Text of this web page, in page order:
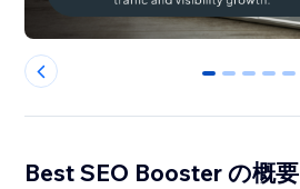
0 1 2 3 4
Best SEO Booster の概要